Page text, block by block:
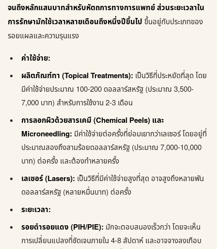
จนถึงหลักแสนบาทสำหรับหัตถการทางการแพทย์ ส่วนระยะเวลาใน
การรักษามักใช้เวลาหลายเดือนถึงหนึ่งปีขึ้นไป ขึ้นอยู่กับประเภทของ
รอยแผลและความรุนแรง
ค่าใช้จ่าย:
ผลิตภัณฑ์ทา (Topical Treatments): เป็นวิธีที่ประหยัดที่สุด โดย
มีค่าใช้จ่ายประมาณ 100-200 ดอลลาร์สหรัฐ (ประมาณ 3,500-
7,000 บาท) สำหรับการใช้งาน 2-3 เดือน
การลอกผิวด้วยสารเคมี (Chemical Peels) และ
Microneedling: มีค่าใช้จ่ายต่อครั้งที่ย่อมเยากว่าเลเซอร์ โดยอยู่ที่
ประมาณสองถึงสามร้อยดอลลาร์สหรัฐ (ประมาณ 7,000-10,000
บาท) ต่อครั้ง และต้องทำหลายครั้ง
เลเซอร์ (Lasers): เป็นวิธีที่มีค่าใช้จ่ายสูงที่สุด อาจสูงถึงหลายพัน
ดอลลาร์สหรัฐ (หลายหมื่นบาท) ต่อครั้ง
ระยะเวลา:
รอยดำรอยแดง (PIH/PIE): มักจะตอบสนองเร็วกว่า โดยจะเห็น
การเปลี่ยนแปลงที่ชัดเจนภายใน 4-8 สัปดาห์ และอาจจางลงเกือบ